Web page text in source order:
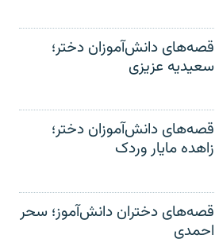
قصه‌های دانش‌آموزان دختر؛
سعیدیه عزیزی
قصه‌های دانش‌آموزان دختر؛
زاهده مایار وردک
قصه‌های دختران دانش‌آموز؛ سحر
احمدی